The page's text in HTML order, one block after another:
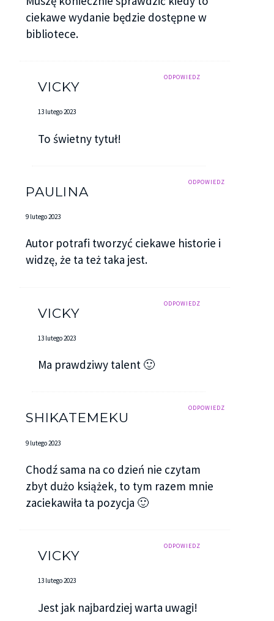
ciekawe wydanie będzie dostępne w
bibliotece.
ODPOWIEDZ
VICKY
13 lutego 2023
To świetny tytuł!
ODPOWIEDZ
PAULINA
9 lutego 2023
Autor potrafi tworzyć ciekawe historie i
widzę, że ta też taka jest.
ODPOWIEDZ
VICKY
13 lutego 2023
Ma prawdziwy talent 🙂
ODPOWIEDZ
SHIKATEMEKU
9 lutego 2023
Chodź sama na co dzień nie czytam
zbyt dużo książek, to tym razem mnie
zaciekawiła ta pozycja 🙂
ODPOWIEDZ
VICKY
13 lutego 2023
Jest jak najbardziej warta uwagi!